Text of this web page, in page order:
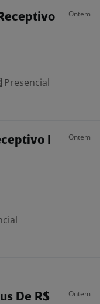
Ontem
Presencial
I
Ontem
De R$
Ontem